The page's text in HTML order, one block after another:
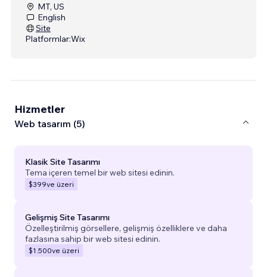
MT, US
English
Site
Platformlar:Wix
Hizmetler
Web tasarım (5)
Klasik Site Tasarımı
Tema içeren temel bir web sitesi edinin.
$399ve üzeri
Gelişmiş Site Tasarımı
Özelleştirilmiş görsellere, gelişmiş özelliklere ve daha
fazlasına sahip bir web sitesi edinin.
$1.500ve üzeri